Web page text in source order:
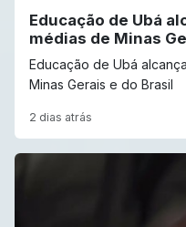
Educação de Ubá
médias de Minas
Educação de Ubá
Minas Gerais e do Brasil
2 dias atrás